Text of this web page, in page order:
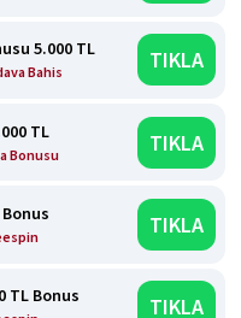
5.000 TL
Bahis TIKLA
TL
Bonusu TIKLA
TIKLA
TL Bonus TIKLA